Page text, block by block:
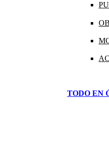
TODO EN